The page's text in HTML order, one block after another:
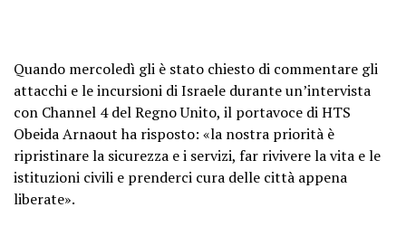
Quando mercoledì gli è stato chiesto di commentare gli
attacchi e le incursioni di Israele durante un’intervista
con Channel 4 del Regno Unito, il portavoce di HTS
Obeida Arnaout ha risposto: «la nostra priorità è
ripristinare la sicurezza e i servizi, far rivivere la vita e le
istituzioni civili e prenderci cura delle città appena
liberate».